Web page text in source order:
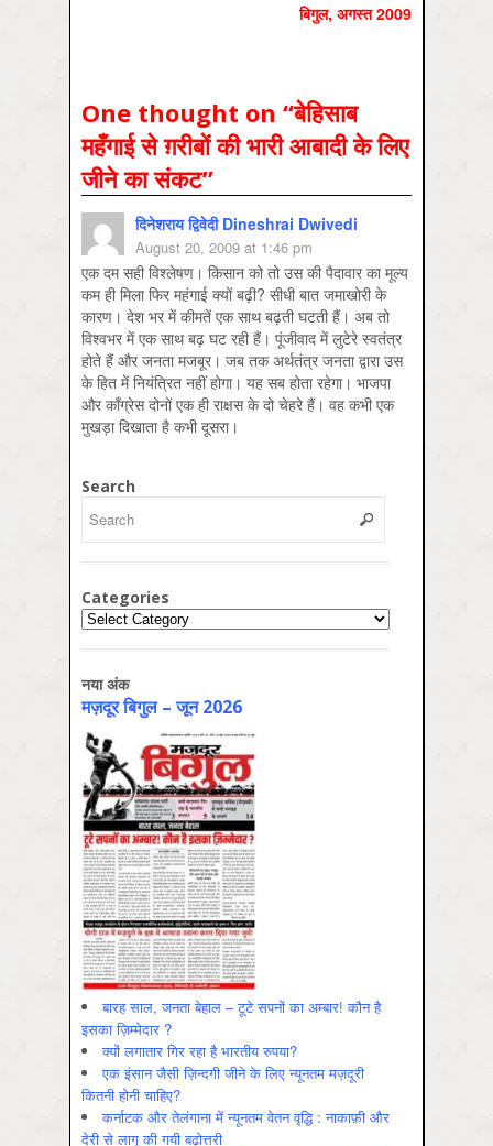
बिगुल, अगस्‍त 2009
One thought on “बेहिसाब
महँगाई से ग़रीबों की भारी आबादी के लिए
जीने का संकट”
दिनेशराय द्विवेदी Dineshrai Dwivedi
August 20, 2009 at 1:46 pm
एक दम सही विश्लेषण। किसान को तो उस की पैदावार का मूल्य
कम ही मिला फिर महंगाई क्यों बढ़ी? सीधी बात जमाखोरी के
कारण। देश भर में कीमतें एक साथ बढ़ती घटती हैं। अब तो
विश्वभर में एक साथ बढ़ घट रही हैं। पूंजीवाद में लुटेरे स्वतंत्र
होते हैं और जनता मजबूर। जब तक अर्थतंत्र जनता द्वारा उस
के हित में नियंत्रित नहीं होगा। यह सब होता रहेगा। भाजपा
और काँग्रेस दोनों एक ही राक्षस के दो चेहरे हैं। वह कभी एक
मुखड़ा दिखाता है कभी दूसरा।
Search
Categories
Categories
नया अंक
मज़दूर बिगुल – जून 2026
बारह साल, जनता बेहाल – टूटे सपनों का अम्बार! कौन है
इसका ज़िम्मेदार ?
क्यों लगातार गिर रहा है भारतीय रुपया?
एक इंसान जैसी ज़िन्दगी जीने के लिए न्यूनतम मज़दूरी
कितनी होनी चाहिए?
कर्नाटक और तेलंगाना में न्यूनतम वेतन वृद्धि : नाकाफ़ी और
देरी से लागू की गयी बढ़ोत्तरी